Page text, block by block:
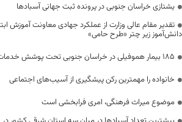
یشتازی خراسان جنوبی در پرونده ثبت جهانی آسبادها
دانش‌آموز زیر چتر «طرح حامی»
۱۸۵ بیمار هموفیلی در خراسان جنوبی تحت پوشش خدمات بیمه سلامت قرار دارند
خانواده را مهمترین رکن پیشگیری از آسیب‌های اجتماعی
موضوع میراث فرهنگی، امری فرابخشی است